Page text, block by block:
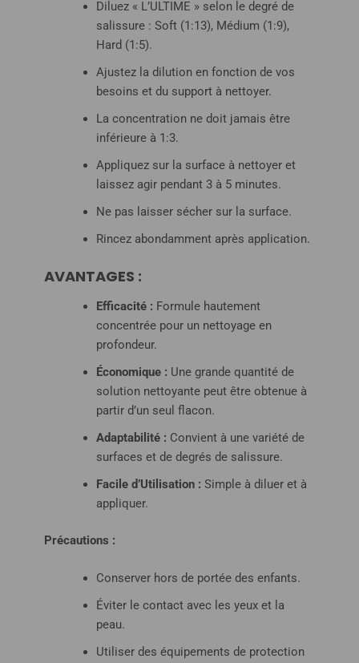
Diluez « L’ULTIME » selon le degré de
salissure : Soft (1:13), Médium (1:9),
Hard (1:5).
Ajustez la dilution en fonction de vos
besoins et du support à nettoyer.
La concentration ne doit jamais être
inférieure à 1:3.
Appliquez sur la surface à nettoyer et
laissez agir pendant 3 à 5 minutes.
Ne pas laisser sécher sur la surface.
Rincez abondamment après application.
AVANTAGES :
Efficacité : Formule hautement
concentrée pour un nettoyage en
profondeur.
Économique : Une grande quantité de
solution nettoyante peut être obtenue à
partir d’un seul flacon.
Adaptabilité : Convient à une variété de
surfaces et de degrés de salissure.
Facile d’Utilisation : Simple à diluer et à
appliquer.
Précautions :
Conserver hors de portée des enfants.
Éviter le contact avec les yeux et la
peau.
Utiliser des équipements de protection